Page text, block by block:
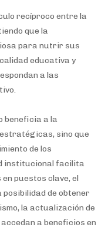
recíproco entre la
que la
para nutrir sus
educativa y
a las
beneficia a la
sino que
de los
institucional facilita
puestos clave, el
de obtener
la actualización de
a beneficios en